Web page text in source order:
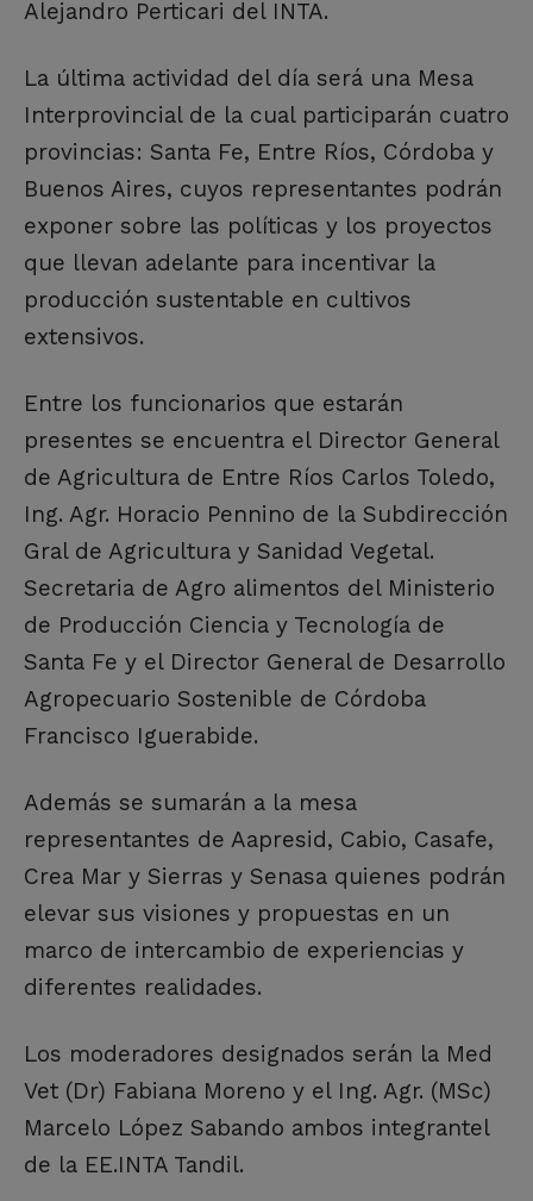
Alejandro Perticari del INTA.
La última actividad del día será una Mesa
Interprovincial de la cual participarán cuatro
provincias: Santa Fe, Entre Ríos, Córdoba y
Buenos Aires, cuyos representantes podrán
exponer sobre las políticas y los proyectos
que llevan adelante para incentivar la
producción sustentable en cultivos
extensivos.
Entre los funcionarios que estarán
presentes se encuentra el Director General
de Agricultura de Entre Ríos Carlos Toledo,
Ing. Agr. Horacio Pennino de la Subdirección
Gral de Agricultura y Sanidad Vegetal.
Secretaria de Agro alimentos del Ministerio
de Producción Ciencia y Tecnología de
Santa Fe y el Director General de Desarrollo
Agropecuario Sostenible de Córdoba
Francisco Iguerabide.
Además se sumarán a la mesa
representantes de Aapresid, Cabio, Casafe,
Crea Mar y Sierras y Senasa quienes podrán
elevar sus visiones y propuestas en un
marco de intercambio de experiencias y
diferentes realidades.
Los moderadores designados serán la Med
Vet (Dr) Fabiana Moreno y el Ing. Agr. (MSc)
Marcelo López Sabando ambos integrantel
de la EE.INTA Tandil.